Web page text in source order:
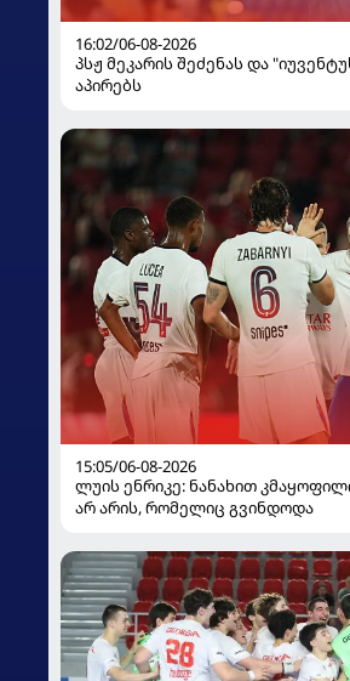
16:02/06-08-2026
პსჟ მეკარის შეძენას და
აპირებს
15:05/06-08-2026
ლუის ენრიკე: ნანახით
არ არის, რომელიც გვინდოდა